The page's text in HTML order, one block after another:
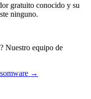
gratuito conocido y su
ninguno.
? Nuestro equipo de
→